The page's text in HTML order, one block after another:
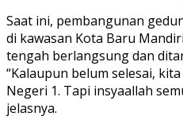
Saat ini, pembangunan
di kawasan Kota Baru
tengah berlangsung dan
“Kalaupun belum selesai,
Negeri 1. Tapi insyaallah
jelasnya.